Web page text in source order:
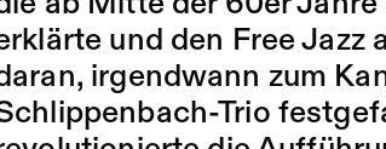
und den Free Jazz
irgendwann zum
Trio